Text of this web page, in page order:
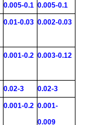
0.005-0.1 0.005-0.1
0.01-0.03 0.002-0.03
0.001-0.2 0.003-0.12
0.02-3 0.02-3
0.001-0.2 0.001-
0.009